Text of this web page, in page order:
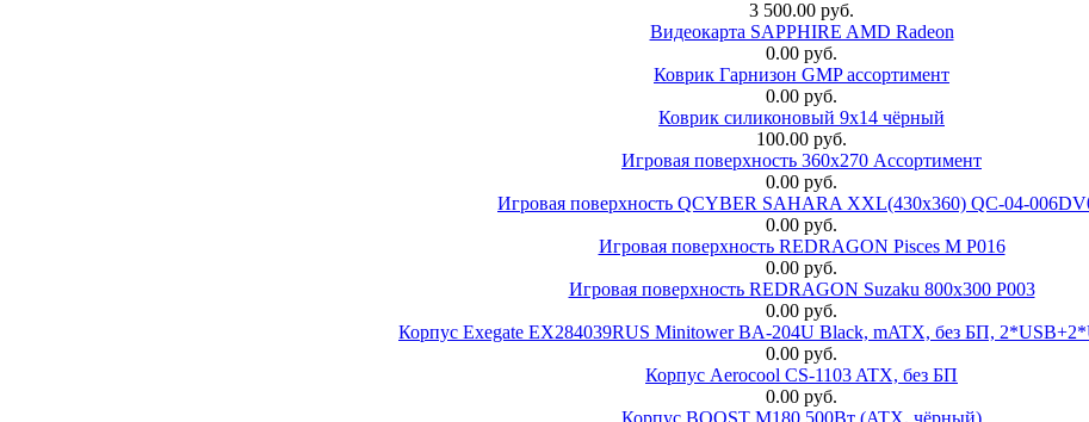
3 500.00 руб.
Видеокарта SAPPHIRE AMD Radeon
0.00 руб.
Коврик Гарнизон GMP ассортимент
0.00 руб.
Коврик силиконовый 9х14 чёрный
100.00 руб.
Игровая поверхность 360x270 Ассортимент
0.00 руб.
Игровая поверхность QCYBER SAHARA XXL(430x360) QC-04-
0.00 руб.
Игровая поверхность REDRAGON Pisces M P016
0.00 руб.
Игровая поверхность REDRAGON Suzaku 800x300 P003
0.00 руб.
Корпус Exegate EX284039RUS Minitower BA-204U Black, mATX, без БП,
0.00 руб.
Корпус Aerocool CS-1103 ATX, без БП
0.00 руб.
Корпус BOOST M180 500Вт (ATX, чёрный)